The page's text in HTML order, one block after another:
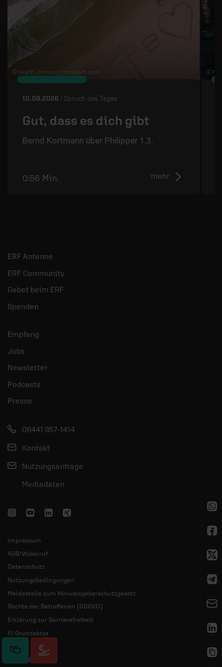
© Neal E Johnson / unsplash.com
10.08.2026 / Spruch des Tages
Gut, dass es dich gibt
Bernd Kortmann über Philipper 1,3.
mehr
0:56 Min.
© Flo
ERF Antenne
ERF Community
Gebet beim ERF
Spenden
Empfang
Jobs
Newsletter
Podcasts
Presse
06441 957-1414
Kontakt
Nutzungsanfrage
Mediadaten
Impressum
AGB/Widerruf
Datenschutz
Nutzungsbedingungen
Meldestelle zum Hinweisgeberschutzgesetz
Rechte der Betroffenen (DSGVO)
Erklärung zur Barrierefreiheit
KI Grundsätze
© 2026 ERF